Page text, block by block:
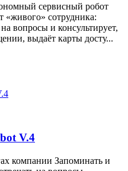
сервисный робот
«живого» сотрудника:
вопросы и консультирует,
выдаёт карты досту...
V.4
компании Запоминать и